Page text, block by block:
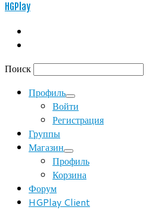
HGPlay
Поиск
Профиль
Войти
Регистрация
Группы
Магазин
Профиль
Корзина
Форум
HGPlay Client